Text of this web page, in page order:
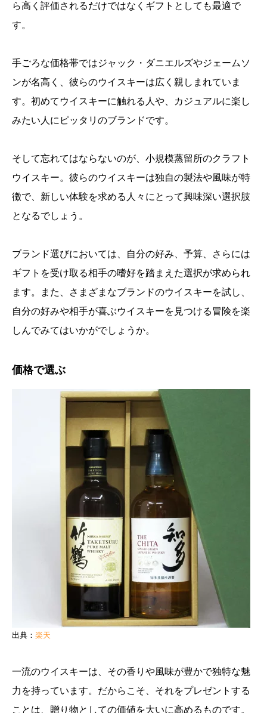
ら高く評価されるだけではなくギフトとしても最適で
す。
手ごろな価格帯ではジャック・ダニエルズやジェームソ
ンが名高く、彼らのウイスキーは広く親しまれていま
す。初めてウイスキーに触れる人や、カジュアルに楽し
みたい人にピッタリのブランドです。
そして忘れてはならないのが、小規模蒸留所のクラフト
ウイスキー。彼らのウイスキーは独自の製法や風味が特
徴で、新しい体験を求める人々にとって興味深い選択肢
となるでしょう。
ブランド選びにおいては、自分の好み、予算、さらには
ギフトを受け取る相手の嗜好を踏まえた選択が求められ
ます。また、さまざまなブランドのウイスキーを試し、
自分の好みや相手が喜ぶウイスキーを見つける冒険を楽
しんでみてはいかがでしょうか。
価格で選ぶ
出典： 楽天
一流のウイスキーは、その香りや風味が豊かで独特な魅
力を持っています。だからこそ、それをプレゼントする
ことは、贈り物としての価値を大いに高めるものです。